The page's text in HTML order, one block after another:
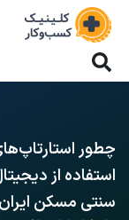
چطور
سنتی مسکن